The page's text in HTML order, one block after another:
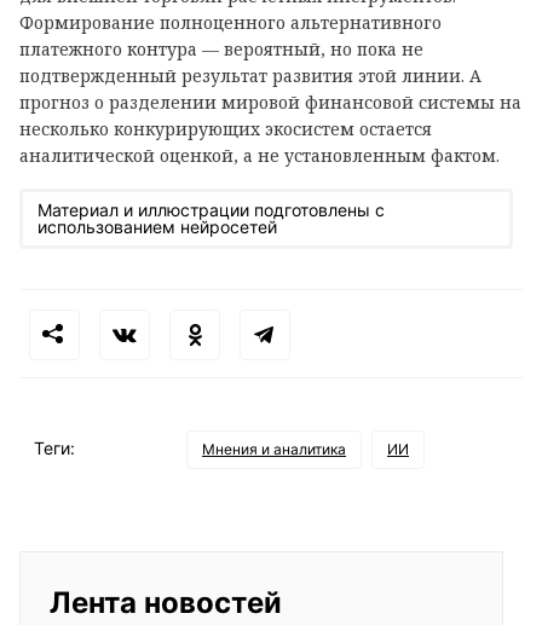
Формирование полноценного альтернативного
платежного контура — вероятный, но пока не
подтвержденный результат развития этой линии. А
прогноз о разделении мировой финансовой системы на
несколько конкурирующих экосистем остается
аналитической оценкой, а не установленным фактом.
Материал и иллюстрации подготовлены с
использованием нейросетей
Теги: Мнения и аналитика ИИ
Лента новостей